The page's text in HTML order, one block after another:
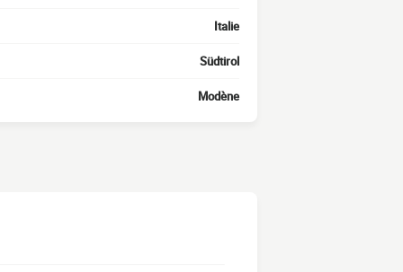
Italie
Südtirol
Modène